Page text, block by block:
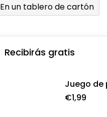
En un tablero de cartón
Recibirás gratis
Juego de
€1,99